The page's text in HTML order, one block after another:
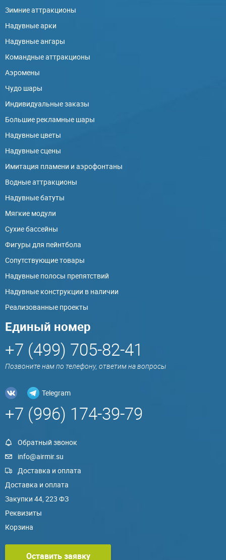
Зимние аттракционы
Надувные арки
Надувные ангары
Командные аттракционы
Аэромены
Чудо шары
Индивидуальные заказы
Большие рекламные шары
Надувные цветы
Надувные сцены
Имитация пламени и аэрофонтаны
Водные аттракционы
Надувные батуты
Мягкие модули
Сухие бассейны
Фигуры для пейнтбола
Сопутствующие товары
Надувные полосы препятствий
Надувные конструкции в наличии
Реализованные проекты
Единый номер
+7 (499) 705-82-41
Позвоните нам по телефону, ответим на вопросы
Telegram
+7 (996) 174-39-79
Обратный звонок
info@airmir.su
Доставка и оплата
Доставка и оплата
Закупки 44, 223 ФЗ
Реквизиты
Корзина
Оставить заявку